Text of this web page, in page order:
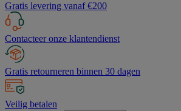
Gratis levering vanaf €200
Contacteer onze klantendienst
Gratis retourneren binnen 30 dagen
Veilig betalen